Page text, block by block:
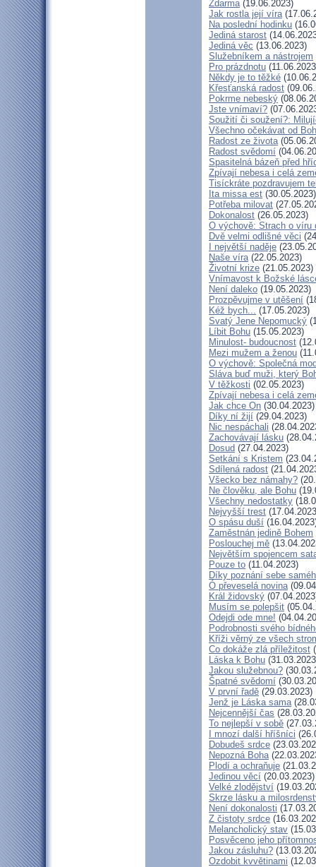
Zdarma(19.06.2023)
Jak rostla její víra
Na poslední hodinku
Jediná starost
Jediná věc (13.06.2023)
Služebníkem a nástrojem
Pro prázdnotu
Někdy je to těžké
Křesťanská radost
Pokrme nebeský
Jste vnímaví?
Soužití či soužení?:
Všechno očekávat od
Radost ze života
Radost svědomí
Spasitelná bázeň před
Zpívají nebesa i celá
Tisíckráte pozdravujem
Ita missa est (30.05.2023)
Potřeba milovat
Dokonalost (26.05.2023)
O výchově: Strach o víru
Dvě velmi odlišné věci
I největší naděje
Naše víra(22.05.2023)
Životní krize (21.05.2023)
Vnímavost k Božské
Není daleko (19.05.2023)
Prozpěvujme v utěšení
Kéž bych... (17.05.2023)
Svatý Jene Nepomucký
Líbit Bohu (15.05.2023)
Minulost- budoucnost
Mezi mužem a ženou
O výchově: Společná
Sláva buď muži, který
V těžkosti (02.05.2023)
Zpívají nebesa i celá
Jak chce On (30.04.2023)
Díky ní žijí (29.04.2023)
Nic nespáchali
Zachovávají lásku
Dosud (27.04.2023)
Setkání s Kristem
Sdílená radost
Všecko bez námahy?
Ne člověku, ale Bohu
Všechny nedostatky
Nejvyšší trest
O spásu duší
Zaměstnán jedině Bohem
Poslouchej mě
Největším spojencem
Pouze to (11.04.2023)
Díky poznání sebe
Ó převeselá novina
Král židovský
Musím se polepšit
Odejdi ode mne!
Podrobnosti svého
Kříži věrný ze všech
Co dokáže zlá příležitost
Láska k Bohu
Jakou služebnou?
Špatné svědomí
V první řadě (29.03.2023)
Jenž je Láska sama
Nejcennější čas
To nejlepší v sobě
I mnozí další hříšníci
Dobudeš srdce
Nepozná Boha
Plodí a ochraňuje
Jedinou věcí (20.03.2023)
Velké zlodějství
Skrze lásku a
Není dokonalosti
Z čistoty srdce
Melancholický stav
Posvěceno jeho
Jakou zásluhu?
Ozdobit kvvětinami